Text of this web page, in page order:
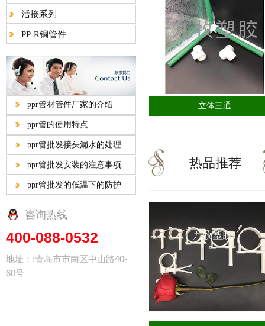
活接系列
PP-R铜管件
ppr管材管件厂家的介绍
ppr管的使用特点
ppr管批发接头漏水的处理
ppr管批发安装的注意事项
ppr管批发的低温下的防护
咨询热线
400-088-0532
地址：:青岛市市南区中山路40-
60号
立体三通
热品推荐